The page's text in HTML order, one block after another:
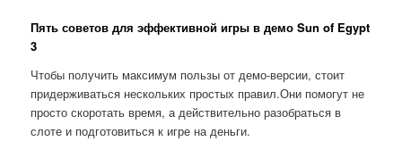
Пять советов для эффективной игры в демо Sun of Egypt
3
Чтобы получить максимум пользы от демо-версии, стоит
придерживаться нескольких простых правил.Они помогут не
просто скоротать время, а действительно разобраться в
слоте и подготовиться к игре на деньги.